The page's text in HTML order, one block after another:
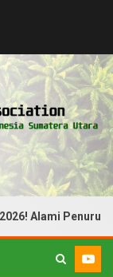
Penurunan